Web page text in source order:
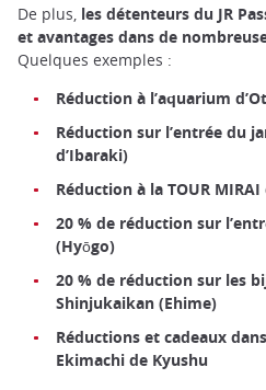
De plus, les détenteurs du JR
et avantages dans de
Quelques exemples :
Réduction à l’aquarium
Réduction sur l’entrée du
d’Ibaraki)
Réduction à la TOUR
20 % de réduction sur
(Hyōgo)
20 % de réduction sur les
Shinjukaikan (Ehime)
Réductions et cadeaux
Ekimachi de Kyushu